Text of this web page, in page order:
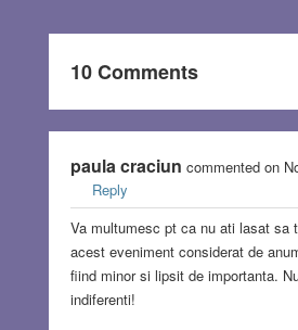
10 Comments
paula craciun commented on
Reply
Va multumesc pt ca nu ati lasat sa
acest eveniment considerat de
fiind minor si lipsit de importanta.
indiferenti!